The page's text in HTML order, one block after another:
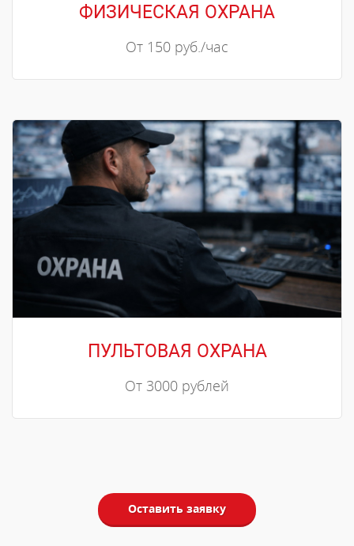
ФИЗИЧЕСКАЯ ОХРАНА
От 150 руб./час
ПУЛЬТОВАЯ ОХРАНА
От 3000 рублей
Оставить заявку